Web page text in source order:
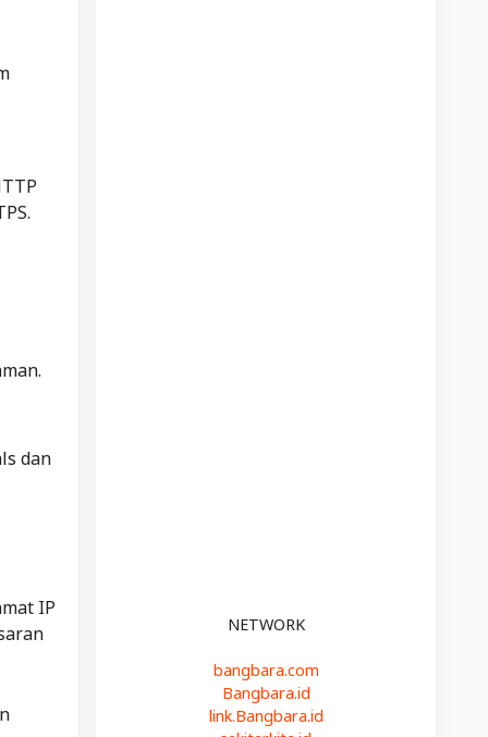
dan
IP
NETWORK
bangbara.com
Bangbara.id
link.Bangbara.id